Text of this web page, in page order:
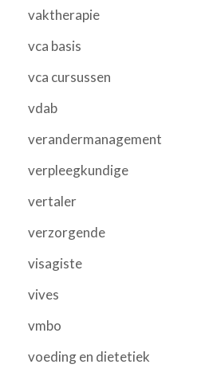
vaktherapie
vca basis
vca cursussen
vdab
verandermanagement
verpleegkundige
vertaler
verzorgende
visagiste
vives
vmbo
voeding en dietetiek